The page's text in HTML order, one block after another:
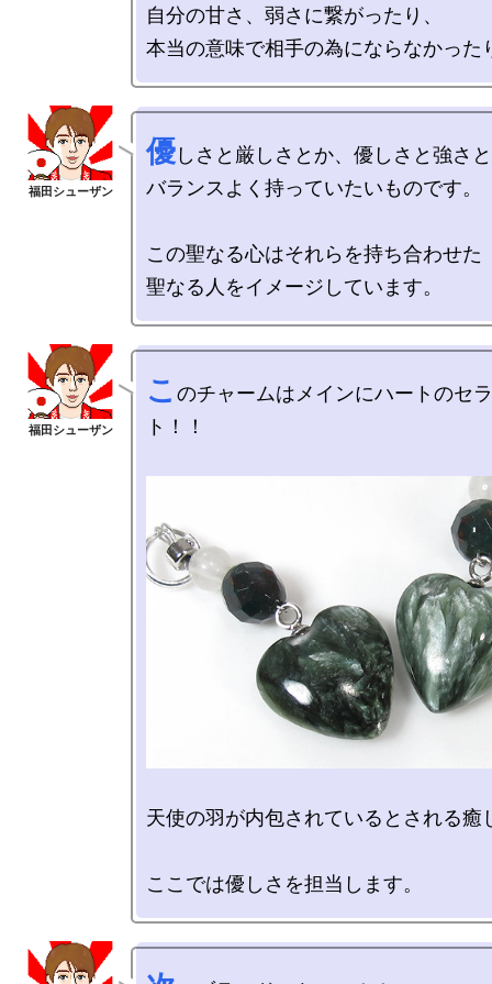
自分の甘さ、弱さに繋がったり、
優しさと厳しさとか、優しさと強さ
バランスよく持っていたいものです。
この聖なる心はそれらを持ち合わせた
こ のチャームはメインにハートのセ
ト！！
天使の羽が内包されているとされる癒